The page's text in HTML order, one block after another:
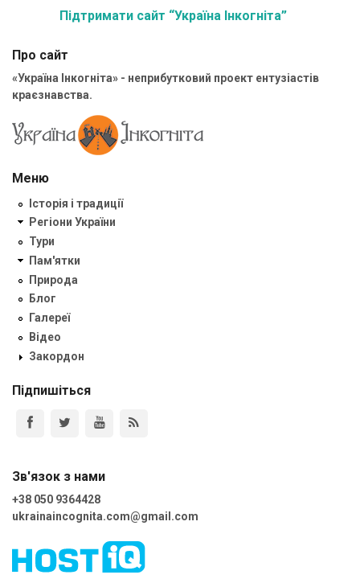
Підтримати сайт “Україна Інкогніта”
Про сайт
«Україна Інкогніта» - неприбутковий проект ентузіастів
краєзнавства.
Меню
Історія і традиції
Регіони України
Тури
Пам'ятки
Природа
Блог
Галереї
Відео
Закордон
Підпишіться
Зв'язок з нами
+38 050 9364428
ukrainaincognita.com@gmail.com